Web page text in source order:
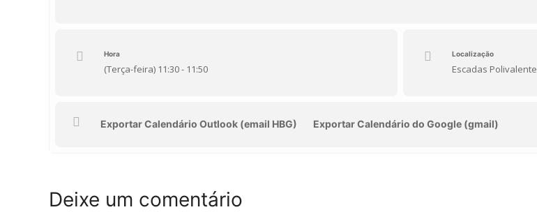
Hora
(Terça-feira) 11:30 - 11:50
Localização
Escadas Polivalente
Exportar Calendário Outlook (email HBG) Exportar Calendário do Google (gmail)
Deixe um comentário